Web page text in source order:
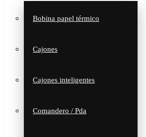
Bobina papel térmico
Cajones
Cajones inteligentes
Comandero / Pda